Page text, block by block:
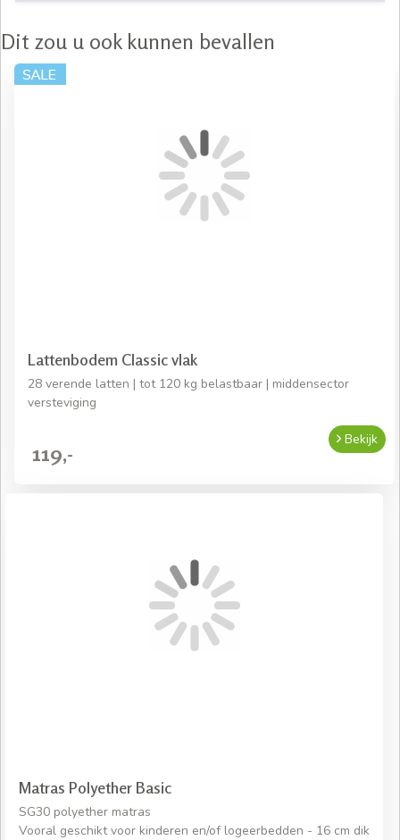
Dit zou u ook kunnen bevallen
Lattenbodem Classic vlak
28 verende latten | tot 120 kg belastbaar | middensector
versteviging
119,-
Bekijk
Matras Polyether Basic
SG30 polyether matras
Vooral geschikt voor kinderen en/of logeerbedden - 16 cm dik